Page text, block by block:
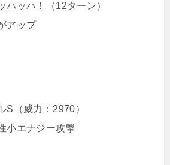
ハッハ！（12ターン）
アップ
S（威力：2970）
小エナジー攻撃